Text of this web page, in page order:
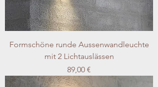
Formschöne runde Aussenwandleuchte
mit 2 Lichtauslässen
Preis
89,00 €